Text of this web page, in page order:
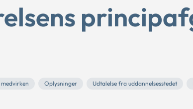
Oplysninger Udtalelse fra uddannelsesstedet